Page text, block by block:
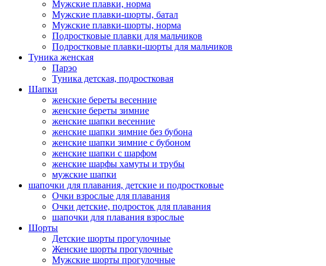
Мужские плавки, норма
Мужские плавки-шорты, батал
Мужские плавки-шорты, норма
Подростковые плавки для мальчиков
Подростковые плавки-шорты для мальчиков
Туникa женская
Парэо
Туника детская, подростковая
Шапки
женские береты весенние
женские береты зимние
женские шапки весенние
женские шапки зимние без бубона
женские шапки зимние с бубоном
женские шапки с шарфом
женские шарфы хамуты и трубы
мужские шапки
шапочки для плавания, детские и подростковые
Очки взрослые для плавания
Очки детские, подросток для плавания
шапочки для плавания взрослые
Шорты
Детские шорты прогулочные
Женские шорты прогулочные
Мужские шорты прогулочные